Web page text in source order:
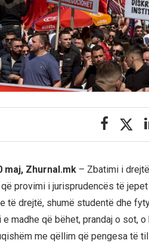
maj, Zhurnal.mk– Zbatimi i
provimi i jurisprudencës të
të drejtë, shumë studentë dhe
madhe që bëhet, prandaj o sot,
me qëllim që pengesa të